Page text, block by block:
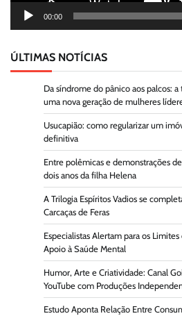
00:00
ÚLTIMAS NOTÍCIAS
Da síndrome do pânico aos palcos:
uma nova geração de mulheres
Usucapião: como regularizar um
definitiva
Entre polêmicas e demonstrações
dois anos da filha Helena
A Trilogia Espíritos Vadios se
Carcaças de Feras
Especialistas Alertam para os
Apoio à Saúde Mental
Humor, Arte e Criatividade: Canal
YouTube com Produções
Estudo Aponta Relação Entre